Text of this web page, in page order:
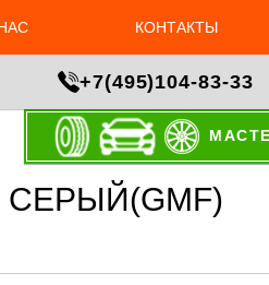
КОНТАКТЫ
+7(495)104-83-33
СЕРЫЙ(GMF)